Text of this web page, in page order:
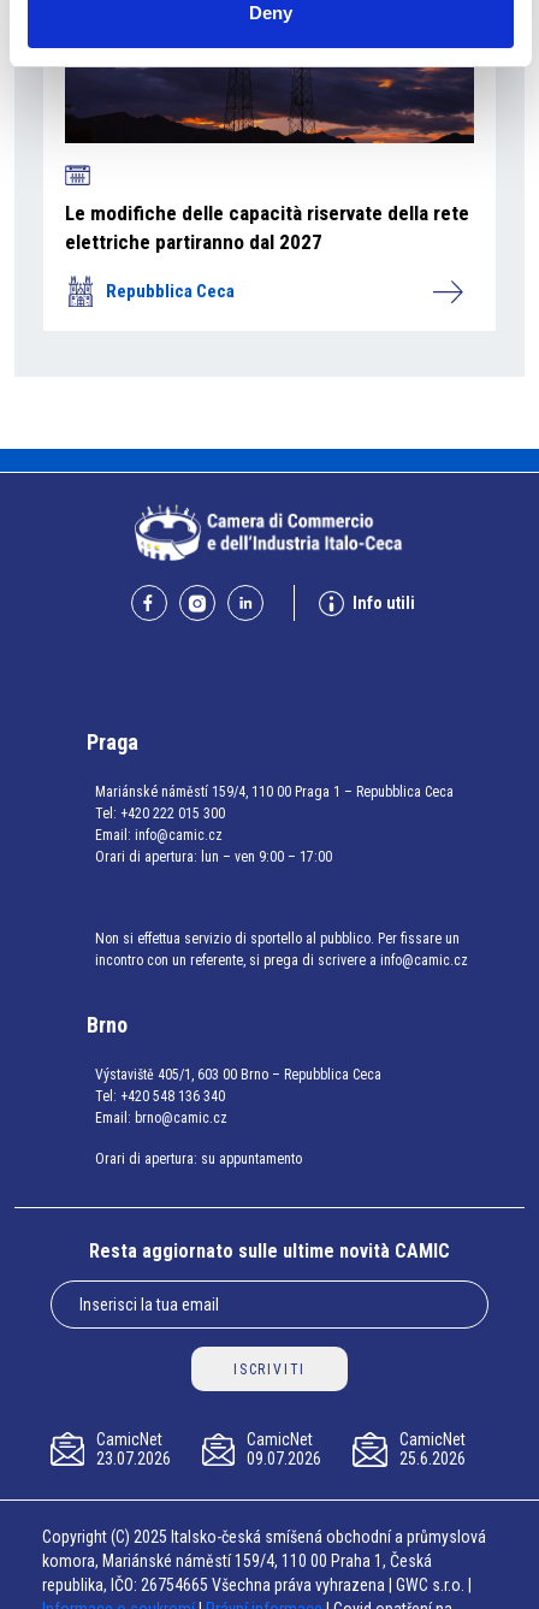
Deny
Le modifiche delle capacità riservate della rete
elettriche partiranno dal 2027
Repubblica Ceca
Info utili
Praga
Mariánské náměstí 159/4, 110 00 Praga 1 – Repubblica Ceca
Tel: +420 222 015 300
Email: info@camic.cz
Orari di apertura: lun – ven 9:00 – 17:00
Non si effettua servizio di sportello al pubblico. Per fissare un
incontro con un referente, si prega di scrivere a info@camic.cz
Brno
Výstaviště 405/1, 603 00 Brno – Repubblica Ceca
Tel: +420 548 136 340
Email: brno@camic.cz
Orari di apertura: su appuntamento
Resta aggiornato sulle ultime novità CAMIC
ISCRIVITI
CamicNet
23.07.2026
CamicNet
09.07.2026
CamicNet
25.6.2026
Copyright (C) 2025 Italsko-česká smíšená obchodní a průmyslová
komora, Mariánské náměstí 159/4, 110 00 Praha 1, Česká
republika, IČO: 26754665 Všechna práva vyhrazena | GWC s.r.o. |